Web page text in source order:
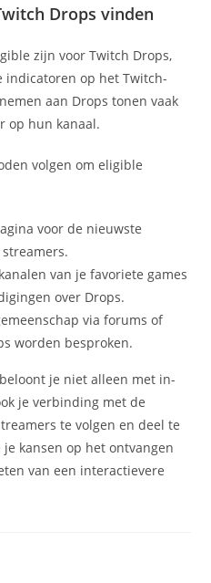
Drops vinden
zijn voor Twitch Drops,
indicatoren op het Twitch-
aan Drops tonen vaak
op hun kanaal.
volgen om eligible
voor de nieuwste
van je favoriete games
over Drops.
via forums of
worden besproken.
je niet alleen met in-
je verbinding met de
te volgen en deel te
kansen op het ontvangen
van een interactievere